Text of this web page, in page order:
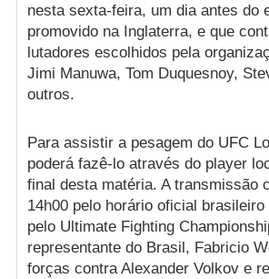
nesta sexta-feira, um dia antes do
promovido na Inglaterra, e que
lutadores escolhidos pela
Jimi Manuwa, Tom Duquesnoy,
outros.
Para assistir a pesagem do UFC
poderá fazê-lo através do player
final desta matéria. A transmissão
14h00 pelo horário oficial
pelo Ultimate Fighting
representante do Brasil, Fabricio
forças contra Alexander Volkov e